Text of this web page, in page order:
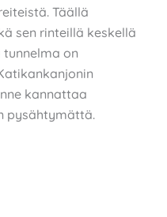
Täällä
sen rinteillä keskellä
on
kannattaa
pysähtymättä.